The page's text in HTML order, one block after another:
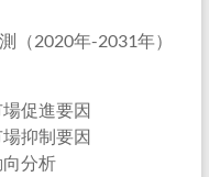
（2020年-2031年）
促進要因
抑制要因
分析